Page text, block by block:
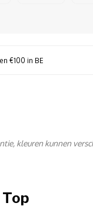
€100 in BE
kleuren kunnen